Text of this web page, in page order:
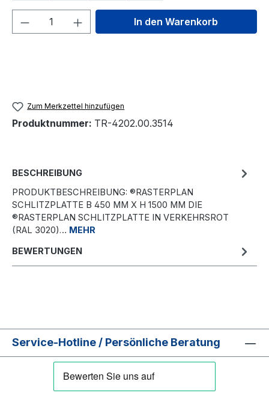
Produkt Anzahl: Gib denIn den Warenkorb
Zum Merkzettel hinzufügen
Produktnummer: TR-4202.00.3514
BESCHREIBUNG
PRODUKTBESCHREIBUNG: ®RASTERPLAN
SCHLITZPLATTE B 450 MM X H 1500 MM DIE
®RASTERPLAN SCHLITZPLATTE IN VERKEHRSROT
(RAL 3020)… MEHR
BEWERTUNGEN
Service-Hotline / Persönliche Beratung